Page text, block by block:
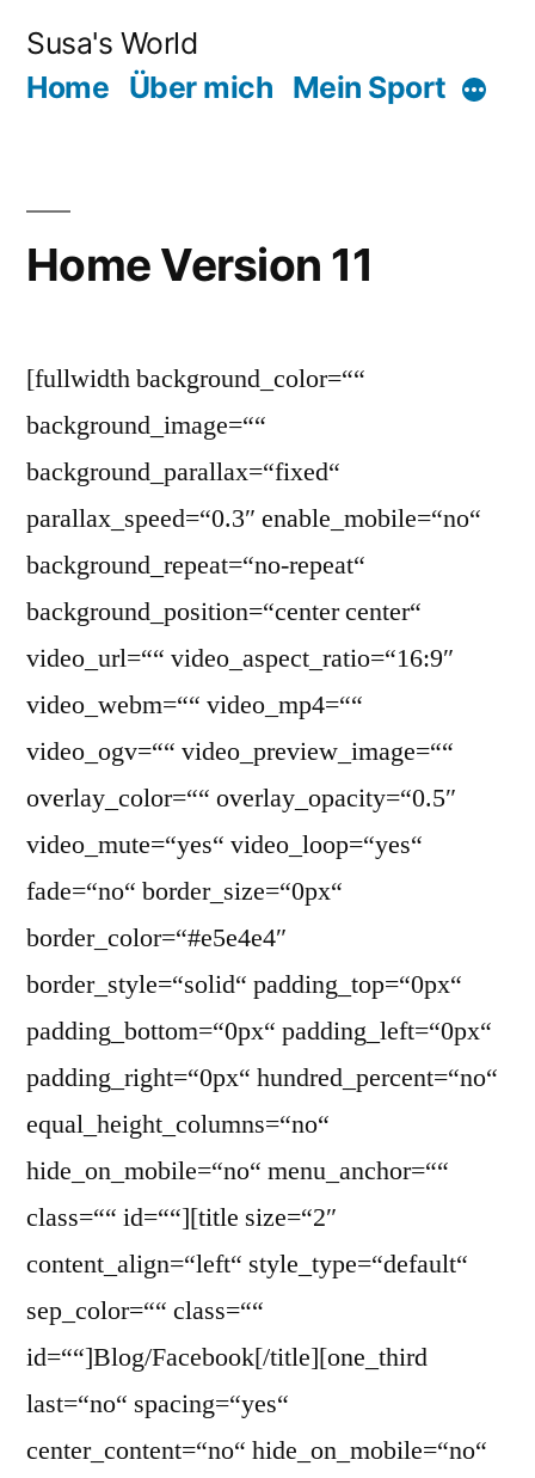
Inhalt
Susa's World
Home Über mich Mein Sport Mehr
Home Version 11
[fullwidth background_color=““
background_image=““
background_parallax=“fixed“
parallax_speed=“0.3″ enable_mobile=“no“
background_repeat=“no-repeat“
background_position=“center center“
video_url=““ video_aspect_ratio=“16:9″
video_webm=““ video_mp4=““
video_ogv=““ video_preview_image=““
overlay_color=““ overlay_opacity=“0.5″
video_mute=“yes“ video_loop=“yes“
fade=“no“ border_size=“0px“
border_color=“#e5e4e4″
border_style=“solid“ padding_top=“0px“
padding_bottom=“0px“ padding_left=“0px“
padding_right=“0px“ hundred_percent=“no“
equal_height_columns=“no“
hide_on_mobile=“no“ menu_anchor=““
class=““ id=““][title size=“2″
content_align=“left“ style_type=“default“
sep_color=““ class=““
id=““]Blog/Facebook[/title][one_third
last=“no“ spacing=“yes“
center_content=“no“ hide_on_mobile=“no“